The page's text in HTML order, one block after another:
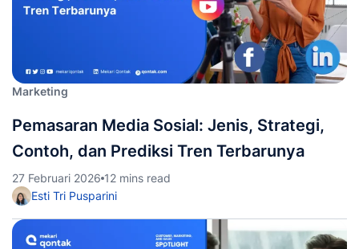
Marketing
Pemasaran Media Sosial: Jenis, Strategi,
Contoh, dan Prediksi Tren Terbarunya
27 Februari 2026 12 mins read
Esti Tri Pusparini